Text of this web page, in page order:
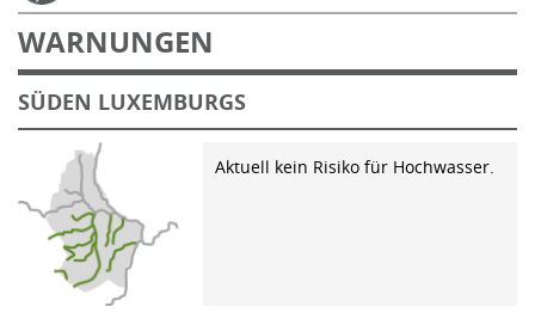
WARNUNGEN
SÜDEN LUXEMBURGS
Aktuell kein Risiko für Hochwasser.